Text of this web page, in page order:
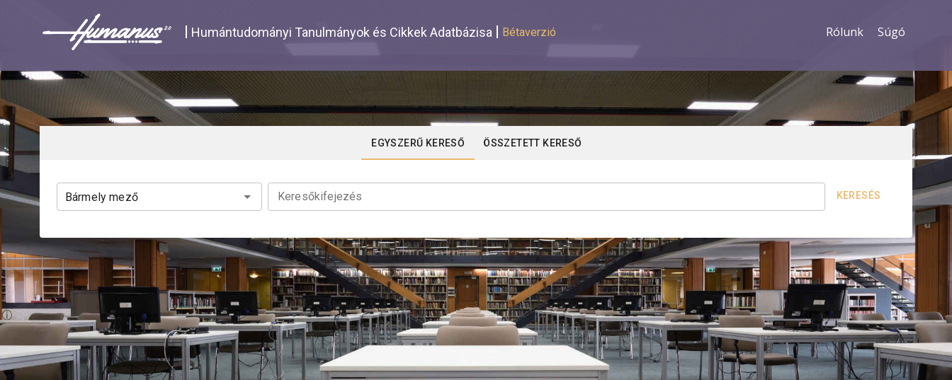
Humántudományi Tanulmányok és Cikkek Adatbázisa Bétaverzió Rólunk Súgó
EGYSZERŰ KERESŐ ÖSSZETETT KERESŐ
Keresőkifejezés KERESÉS